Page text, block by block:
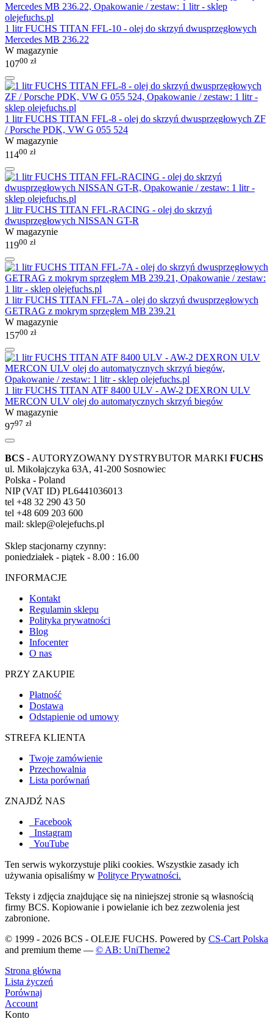
1 litr FUCHS TITAN FFL-10 - olej do skrzyń dwusprzęgłowych
Mercedes MB 236.22
W magazynie
10700 zł
1 litr FUCHS TITAN FFL-8 - olej do skrzyń dwusprzęgłowych ZF
/ Porsche PDK, VW G 055 524
W magazynie
11400 zł
1 litr FUCHS TITAN FFL-RACING - olej do skrzyń
dwusprzęgłowych NISSAN GT-R
W magazynie
11900 zł
1 litr FUCHS TITAN FFL-7A - olej do skrzyń dwusprzęgłowych
GETRAG z mokrym sprzęgłem MB 239.21
W magazynie
15700 zł
1 litr FUCHS TITAN ATF 8400 ULV - AW-2 DEXRON ULV
MERCON ULV olej do automatycznych skrzyń biegów
W magazynie
9797 zł
BCS - AUTORYZOWANY DYSTRYBUTOR MARKI FUCHS
ul. Mikołajczyka 63A, 41-200 Sosnowiec
Polska - Poland
NIP (VAT ID) PL6441036013
tel +48 32 290 43 50
tel +48 609 203 600
mail: sklep@olejefuchs.pl
Sklep stacjonarny czynny:
poniedziałek - piątek - 8.00 : 16.00
INFORMACJE
Kontakt
Regulamin sklepu
Polityka prywatności
Blog
Infocenter
O nas
PRZY ZAKUPIE
Płatność
Dostawa
Odstąpienie od umowy
STREFA KLIENTA
Twoje zamówienie
Przechowalnia
Lista porównań
ZNAJDŹ NAS
Facebook
Instagram
YouTube
Ten serwis wykorzystuje pliki cookies. Wszystkie zasady ich
używania opisaliśmy w Polityce Prywatności.
Teksty i zdjęcia znajdujące się na niniejszej stronie są własnością
firmy BCS. Kopiowanie i powielanie ich bez zezwolenia jest
zabronione.
© 1999 - 2026 BCS - OLEJE FUCHS. Powered by CS-Cart Polska
and premium theme — © AB: UniTheme2
Strona główna
Lista życzeń
Porównaj
Account
Konto